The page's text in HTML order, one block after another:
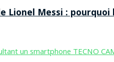
Lionel Messi :